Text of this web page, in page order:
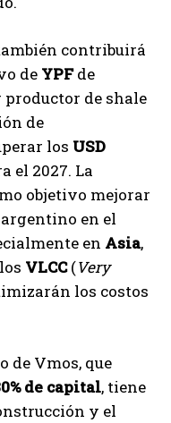
contribuirá
de YPFde
de shale
de
los USD
el 2027. La
objetivo mejorar
en el
en Asia,
VLCC(Very
los costos
de Vmos, que
de capital, tiene
y el